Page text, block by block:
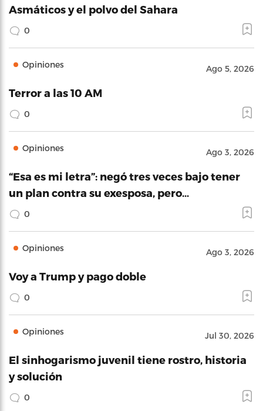
Asmáticos y el polvo del Sahara
0
Opiniones Ago 5, 2026
Terror a las 10 AM
0
Opiniones Ago 3, 2026
“Esa es mi letra”: negó tres veces bajo tener
un plan contra su exesposa, pero…
0
Opiniones Ago 3, 2026
Voy a Trump y pago doble
0
Opiniones Jul 30, 2026
El sinhogarismo juvenil tiene rostro, historia
y solución
0